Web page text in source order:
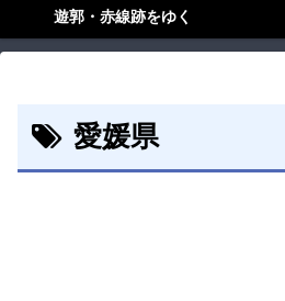
遊郭・赤線跡をゆく
愛媛県